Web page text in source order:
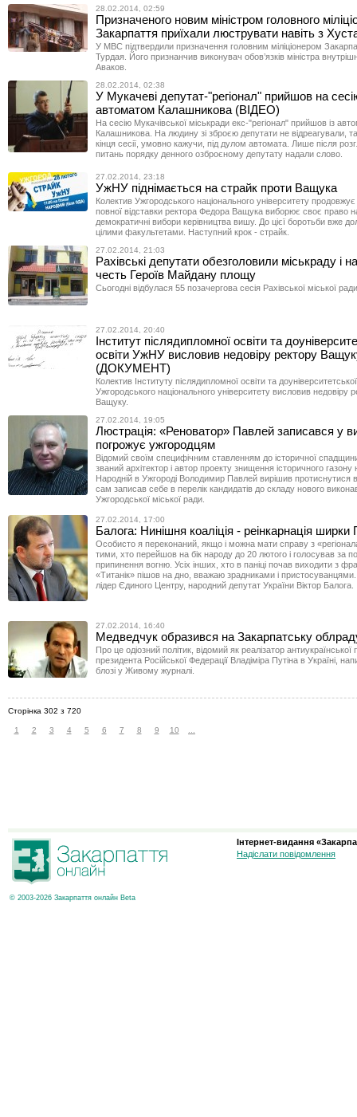
28.02.2014, 02:59
Призначеного новим міністром головного
Закарпаття приїхали люструвати навіть з
У МВС підтвердили призначення головним міліціонером
Турдая. Його признанчив виконувач обов’язків міністра
Аваков.
28.02.2014, 02:38
У Мукачеві депутат-"регіонал" прийшов на
автоматом Калашникова (ВІДЕО)
На сесію Мукачівської міськради екс-"регіонал" прийшов із
Калашникова. На людину зі зброєю депутати не відреагували,
кінця сесії, умовно кажучи, під дулом автомата. Лише після
питань порядку денного озброєному депутату надали слово.
27.02.2014, 23:18
УжНУ піднімається на страйк проти Ващука
Колектив Ужгородського національного університету
повної відставки ректора Федора Ващука виборює своє право на
демократичні вибори керівництва вишу. До цієї боротьби вже
цілими факультетами. Наступний крок - страйк.
27.02.2014, 21:03
Рахівські депутати обезголовили міськраду і
честь Героїв Майдану площу
Сьогодні відбулася 55 позачергова сесія Рахівської міської
27.02.2014, 20:40
Інститут післядипломної освіти та
освіти УжНУ висловив недовіру ректору
(ДОКУМЕНТ)
Колектив Інституту післядипломної освіти та
Ужгородського національного університету висловив недовіру
Ващуку.
27.02.2014, 19:05
Люстрація: «Реноватор» Павлей записався у
погрожує ужгородцям
Відомий своїм специфічним ставленням до історичної
званий архітектор і автор проекту знищення історичного газону
Народній в Ужгороді Володимир Павлей вирішив протиснутися
сам записав себе в перелік кандидатів до складу нового
Ужгородської міської ради.
27.02.2014, 17:00
Балога: Нинішня коаліція - реінкарнація
Особисто я переконаний, якщо і можна мати справу з
тими, хто перейшов на бік народу до 20 лютого і голосував за
припинення вогню. Усіх інших, хто в паніці почав виходити з
«Титанік» пішов на дно, вважаю зрадниками і
лідер Єдиного Центру, народний депутат України Віктор Балога.
27.02.2014, 16:40
Медведчук образився на Закарпатську
Про це одіозний політик, відомий як реалізатор антиукраїнської
президента Російської Федерації Владіміра Путіна в Україні,
блозі у Живому журналі.
Сторінка 302 з 720
1 2 3 4 5 6 7 8 9 10
© 2003-2026 Закарпаття онлайн Beta
Інтернет-видання
Надіслати повідомлення